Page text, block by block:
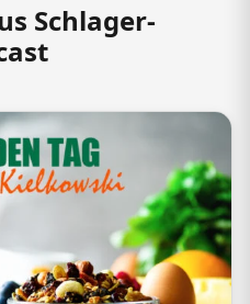
Schlager-